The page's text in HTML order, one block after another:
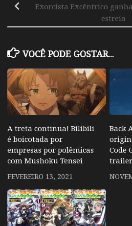
Exorcista Excêntrico
estreia
VOCÊ PODE GOSTAR...
A treta continua! Bilibili
é boicotada por
empresas por polêmicas
com Mushoku Tensei
FEVEREIRO 13, 2021
Back
Code
trailer